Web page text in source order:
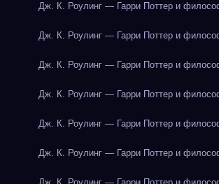
Дж. К. Роулинг — Гарри Поттер и
Дж. К. Роулинг — Гарри Поттер и
Дж. К. Роулинг — Гарри Поттер и
Дж. К. Роулинг — Гарри Поттер и
Дж. К. Роулинг — Гарри Поттер и
Дж. К. Роулинг — Гарри Поттер и